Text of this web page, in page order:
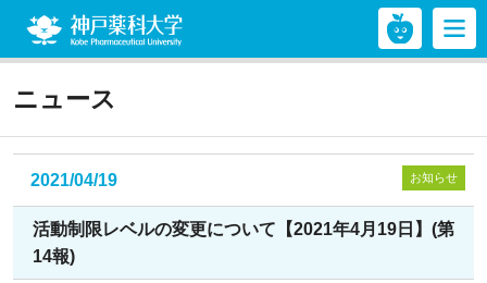
ニュース
2021/04/19 お知らせ
活動制限レベルの変更について【2021年4月19日】(第
14報)
神戸薬科大学